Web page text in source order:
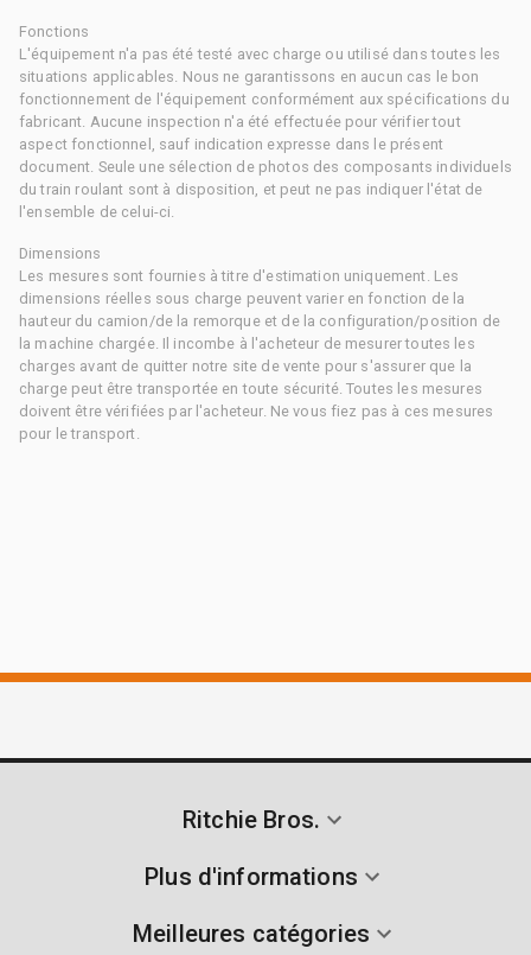
Fonctions
L'équipement n'a pas été testé avec charge ou utilisé dans toutes les
situations applicables. Nous ne garantissons en aucun cas le bon
fonctionnement de l'équipement conformément aux spécifications du
fabricant. Aucune inspection n'a été effectuée pour vérifier tout
aspect fonctionnel, sauf indication expresse dans le présent
document. Seule une sélection de photos des composants individuels
du train roulant sont à disposition, et peut ne pas indiquer l'état de
l'ensemble de celui-ci.
Dimensions
Les mesures sont fournies à titre d'estimation uniquement. Les
dimensions réelles sous charge peuvent varier en fonction de la
hauteur du camion/de la remorque et de la configuration/position de
la machine chargée. Il incombe à l'acheteur de mesurer toutes les
charges avant de quitter notre site de vente pour s'assurer que la
charge peut être transportée en toute sécurité. Toutes les mesures
doivent être vérifiées par l'acheteur. Ne vous fiez pas à ces mesures
pour le transport.
Ritchie Bros.
Plus d'informations
Meilleures catégories